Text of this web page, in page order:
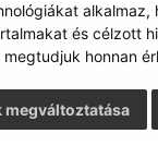
alkalmaz,
és célzott
honnan
megváltoztatása
Google reCaptcha